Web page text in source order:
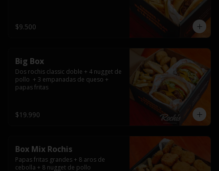
$9.500
Big Box
Dos rochis classic doble + 4 nugget de
pollo  + 3 empanadas de queso +
papas fritas
$19.990
Box Mix Rochis
Papas fritas grandes + 8 aros de
cebolla + 8 nugget de pollo